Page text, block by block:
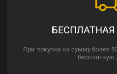
При покупке на сумму более
бесплатную